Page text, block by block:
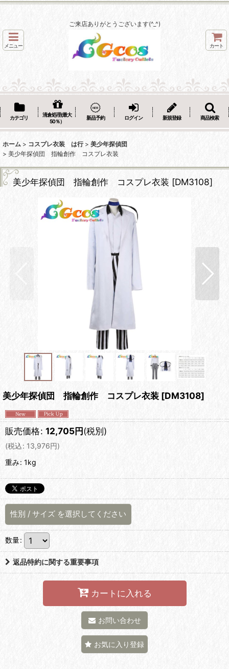
ご来店ありがとうございます(^_^)
メニュー カート
カテゴリ
清倉処理(最大
50％）
新品予約 ログイン 新規登録 商品検索
ホーム > コスプレ衣装 は行 > 美少年探偵団
> 美少年探偵団 指輪創作 コスプレ衣装
美少年探偵団 指輪創作 コスプレ衣装 [DM3108]
美少年探偵団 指輪創作 コスプレ衣装 [DM3108]
販売価格: 12,705円(税別)
(税込: 13,976円)
重み: 1kg
性別 / サイズ を選択してください
数量:
返品特約に関する重要事項
カートに入れる
お問い合わせ
お気に入り登録